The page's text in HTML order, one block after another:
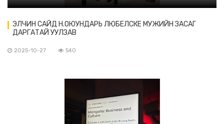
ЭЛЧИН САЙД Н.ОЮУНДАРЬ ЛЮБЕЛСКЕ МУЖИЙН ЗАСАГ
ДАРГАТАЙ УУЛЗАВ
2025-10-27 540